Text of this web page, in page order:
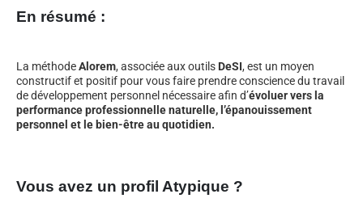
En résumé :
La méthodeAlorem, associée aux outils DeSI, est un moyen
constructif et positif pour vous faire prendre conscience du travail
de développement personnel nécessaire afin d’évoluer vers la
performance professionnelle naturelle, l’épanouissement
personnel et le bien-être au quotidien.
Vous avez un profil Atypique ?